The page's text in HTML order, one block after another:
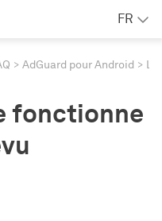
FR
AdGuard pour Android
fonctionne